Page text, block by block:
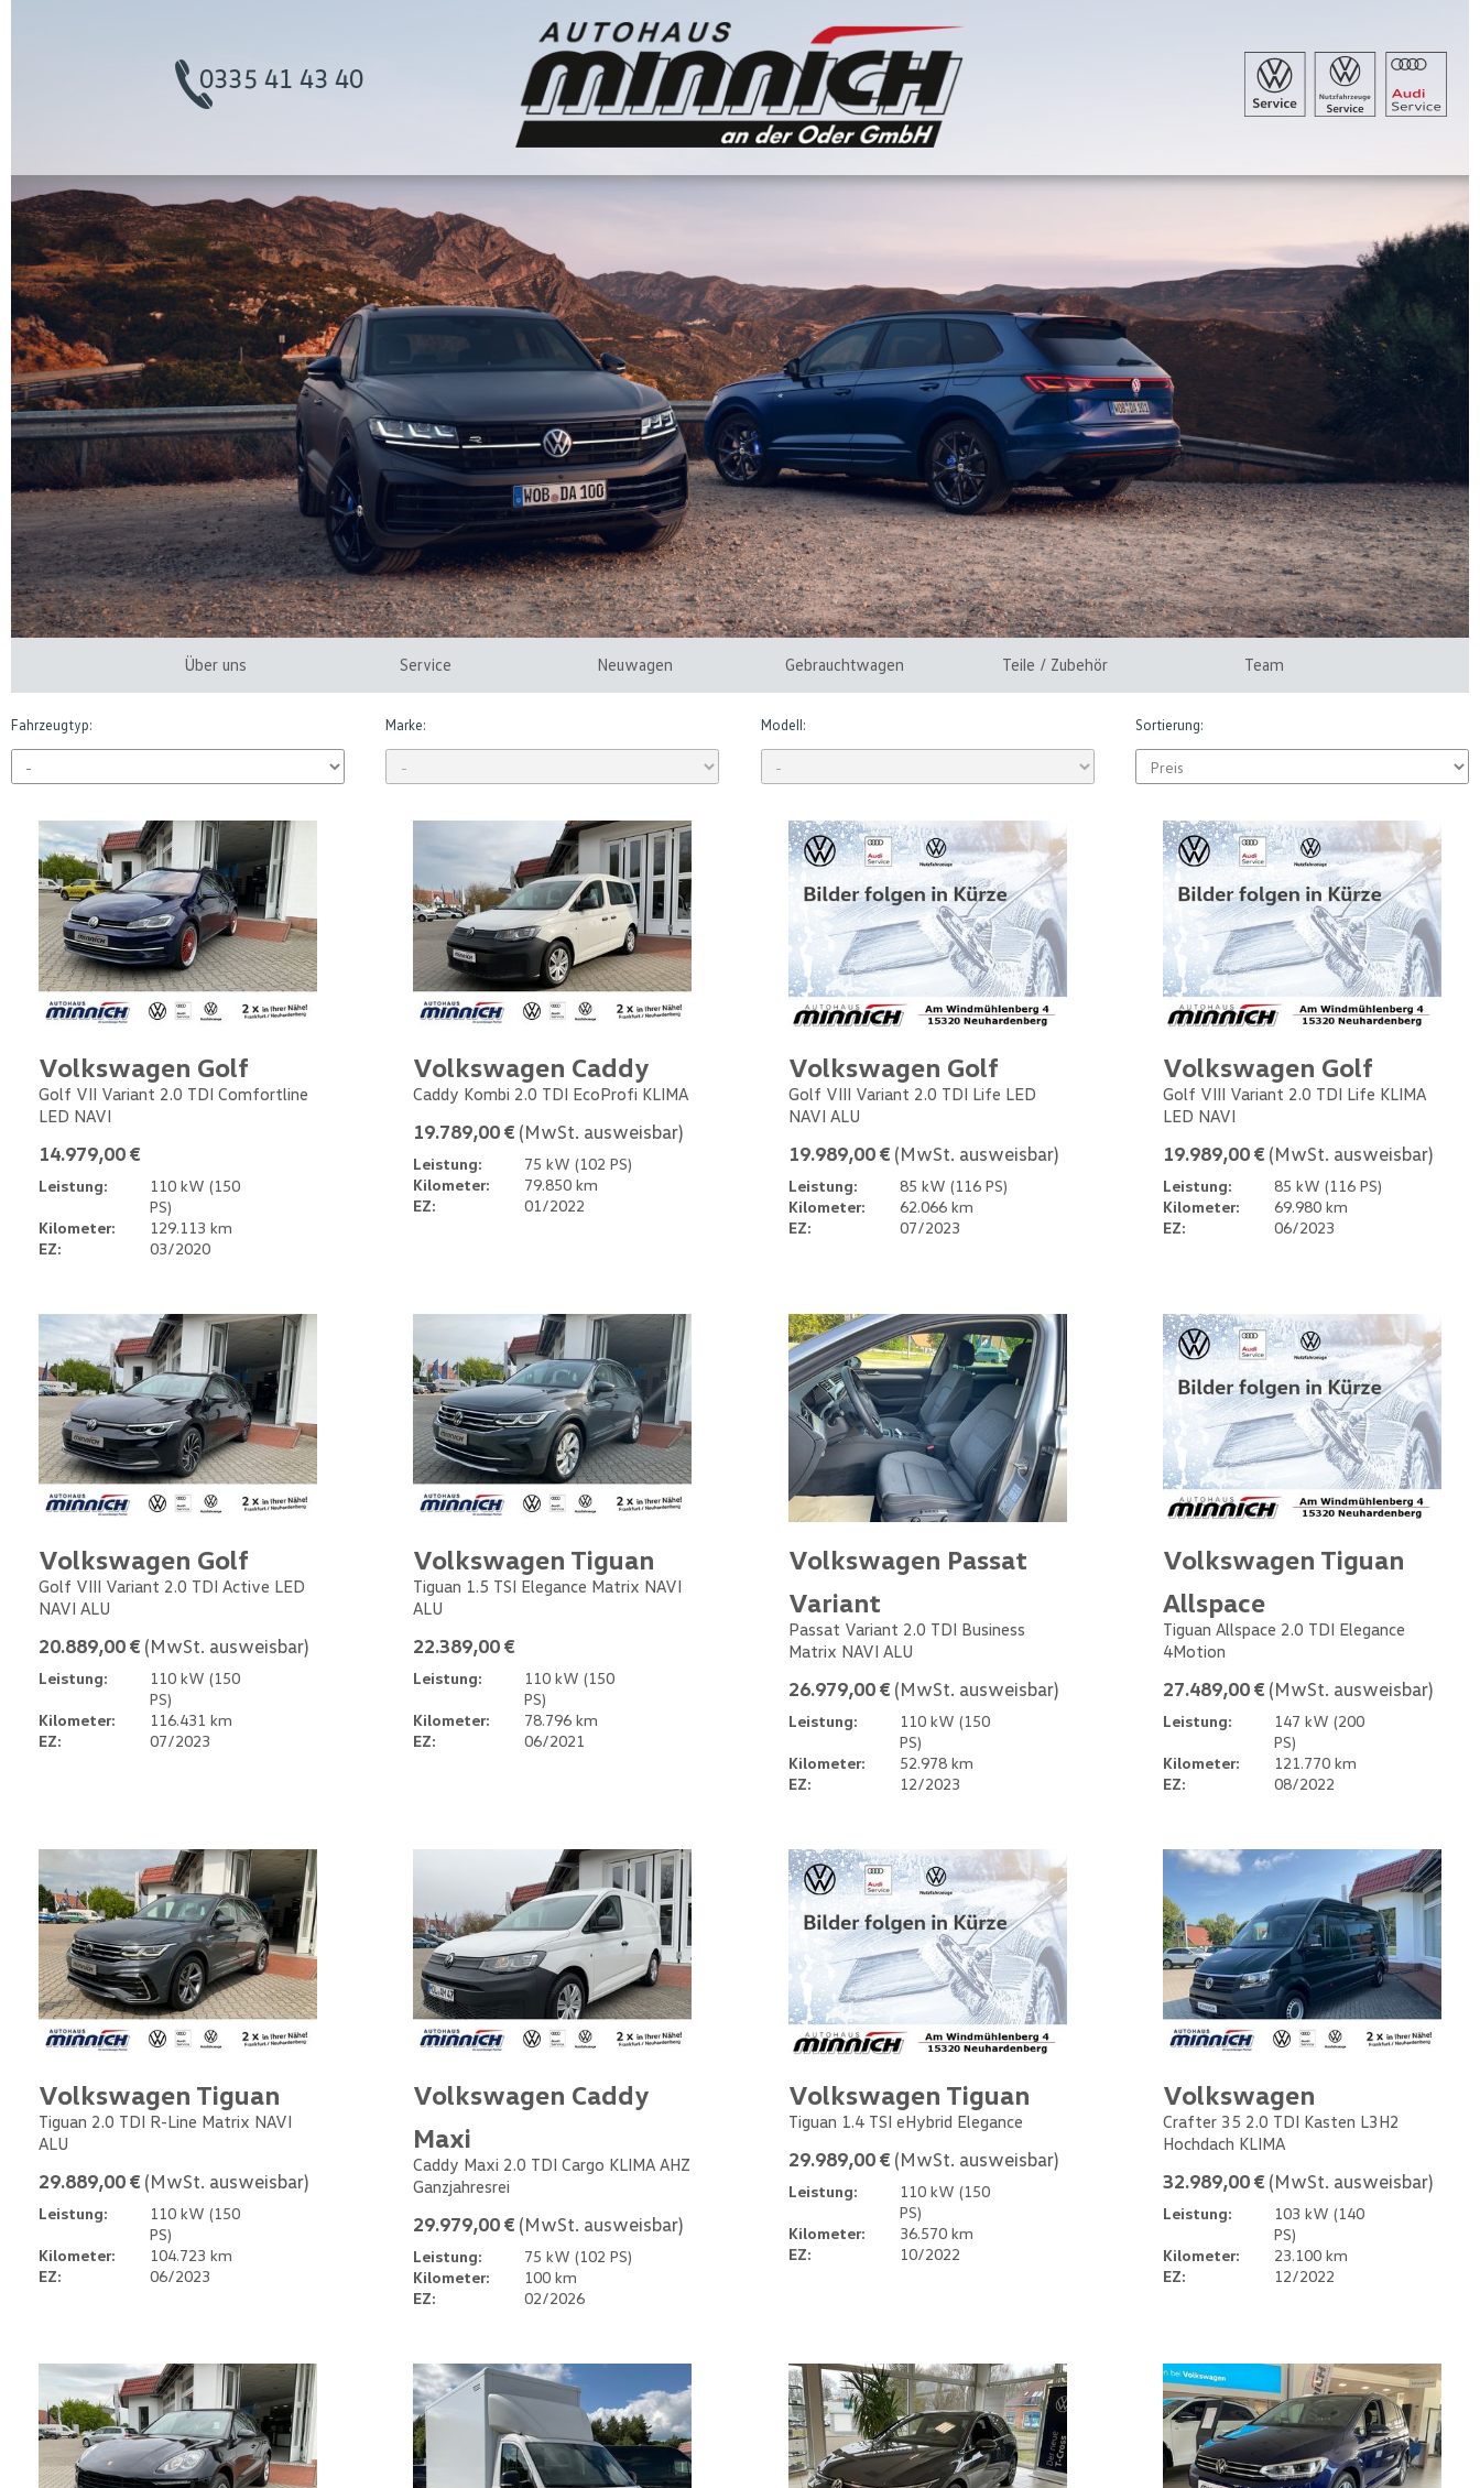
Über uns Service Neuwagen Gebrauchtwagen Teile / Zubehör Team
Fahrzeugtyp: Marke: Modell: Sortierung:
Volkswagen Golf
Golf VII Variant 2.0 TDI Comfortline
LED NAVI
14.979,00 €
Leistung:
110 kW (150
PS)
Kilometer:
129.113 km
EZ:
03/2020
Volkswagen Caddy
Caddy Kombi 2.0 TDI EcoProfi KLIMA
19.789,00 € (MwSt. ausweisbar)
Leistung:
75 kW (102 PS)
Kilometer:
79.850 km
EZ:
01/2022
Volkswagen Golf
Golf VIII Variant 2.0 TDI Life LED
NAVI ALU
19.989,00 € (MwSt. ausweisbar)
Leistung:
85 kW (116 PS)
Kilometer:
62.066 km
EZ:
07/2023
Volkswagen Golf
Golf VIII Variant 2.0 TDI Life KLIMA
LED NAVI
19.989,00 € (MwSt. ausweisbar)
Leistung:
85 kW (116 PS)
Kilometer:
69.980 km
EZ:
06/2023
Volkswagen Golf
Golf VIII Variant 2.0 TDI Active LED
NAVI ALU
20.889,00 € (MwSt. ausweisbar)
Leistung:
110 kW (150
PS)
Kilometer:
116.431 km
EZ:
07/2023
Volkswagen Tiguan
Tiguan 1.5 TSI Elegance Matrix NAVI
ALU
22.389,00 €
Leistung:
110 kW (150
PS)
Kilometer:
78.796 km
EZ:
06/2021
Volkswagen Passat
Variant
Passat Variant 2.0 TDI Business
Matrix NAVI ALU
26.979,00 € (MwSt. ausweisbar)
Leistung:
110 kW (150
PS)
Kilometer:
52.978 km
EZ:
12/2023
Volkswagen Tiguan
Allspace
Tiguan Allspace 2.0 TDI Elegance
4Motion
27.489,00 € (MwSt. ausweisbar)
Leistung:
147 kW (200
PS)
Kilometer:
121.770 km
EZ:
08/2022
Volkswagen Tiguan
Tiguan 2.0 TDI R-Line Matrix NAVI
ALU
29.889,00 € (MwSt. ausweisbar)
Leistung:
110 kW (150
PS)
Kilometer:
104.723 km
EZ:
06/2023
Volkswagen Caddy
Maxi
Caddy Maxi 2.0 TDI Cargo KLIMA AHZ
Ganzjahresrei
29.979,00 € (MwSt. ausweisbar)
Leistung:
75 kW (102 PS)
Kilometer:
100 km
EZ:
02/2026
Volkswagen Tiguan
Tiguan 1.4 TSI eHybrid Elegance
29.989,00 € (MwSt. ausweisbar)
Leistung:
110 kW (150
PS)
Kilometer:
36.570 km
EZ:
10/2022
Volkswagen
Crafter 35 2.0 TDI Kasten L3H2
Hochdach KLIMA
32.989,00 € (MwSt. ausweisbar)
Leistung:
103 kW (140
PS)
Kilometer:
23.100 km
EZ:
12/2022